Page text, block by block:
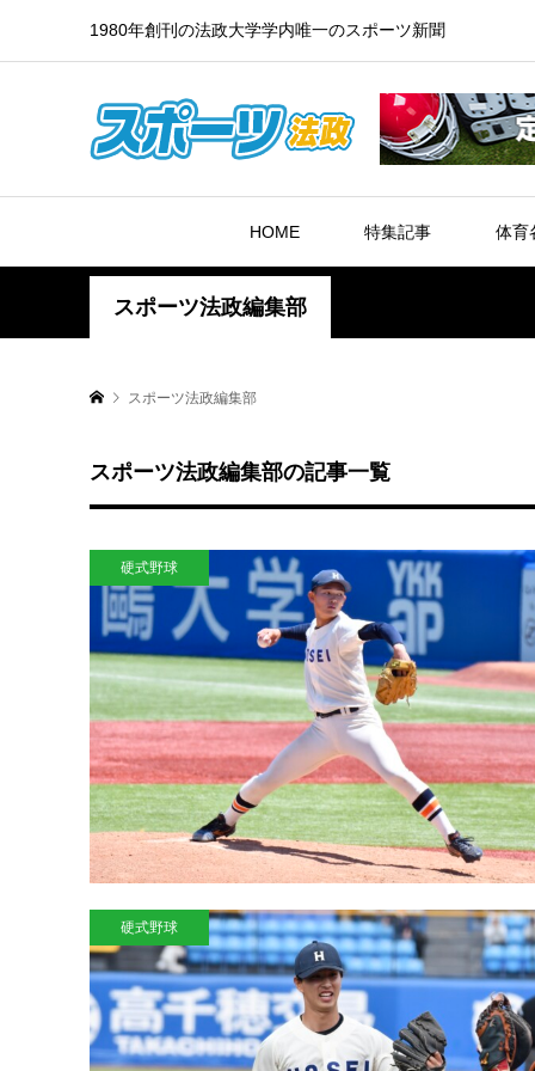
1980年創刊の法政大学学内唯一のスポーツ新聞
HOME 特集記事 体育
スポーツ法政編集部
スポーツ法政編集部
スポーツ法政編集部の記事一覧
硬式野球
硬式野球